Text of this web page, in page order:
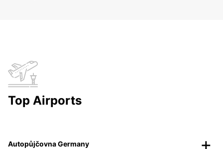
Top Airports
Autopůjčovna Germany